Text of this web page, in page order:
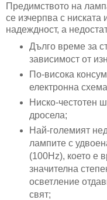
Предимството на
се изчерпва с ниската
надеждност, а
Дълго време за
зависимост от
По-висока
електронна
Ниско-честотен
дросела;
Най-големият
лампите с
(100Hz), което е
значителна
осветление
свят;